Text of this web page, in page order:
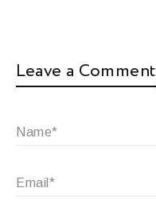
Leave a Comment